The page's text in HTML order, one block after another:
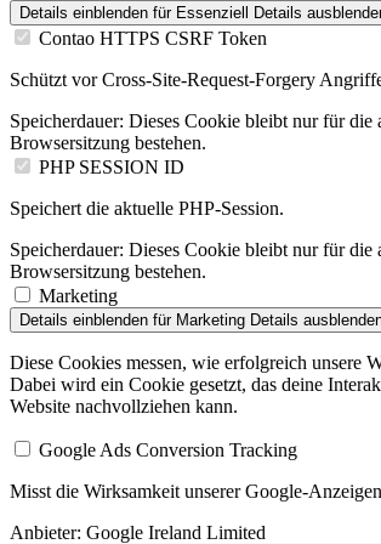
Details einblenden für Essenziell Details
Contao HTTPS CSRF Token
Schützt vor Cross-Site-Request-Forgery
Speicherdauer: Dieses Cookie bleibt nur für die
Browsersitzung bestehen.
PHP SESSION ID
Speichert die aktuelle PHP-Session.
Speicherdauer: Dieses Cookie bleibt nur für die
Browsersitzung bestehen.
Marketing
Details einblenden für Marketing Details
Diese Cookies messen, wie erfolgreich unsere
Dabei wird ein Cookie gesetzt, das deine
Website nachvollziehen kann.
Google Ads Conversion Tracking
Misst die Wirksamkeit unserer Google-
Anbieter: Google Ireland Limited